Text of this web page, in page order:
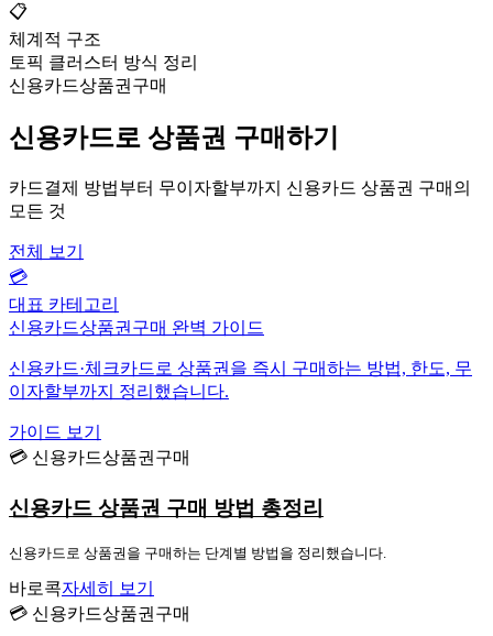
📋
체계적 구조
토픽 클러스터 방식 정리
신용카드상품권구매
신용카드로 상품권 구매하기
카드결제 방법부터 무이자할부까지 신용카드 상품권 구매의
모든 것
전체 보기
💳
대표 카테고리
신용카드상품권구매 완벽 가이드
신용카드·체크카드로 상품권을 즉시 구매하는 방법, 한도, 무
이자할부까지 정리했습니다.
가이드 보기
💳 신용카드상품권구매
신용카드 상품권 구매 방법 총정리
신용카드로 상품권을 구매하는 단계별 방법을 정리했습니다.
바로콕자세히 보기
💳 신용카드상품권구매